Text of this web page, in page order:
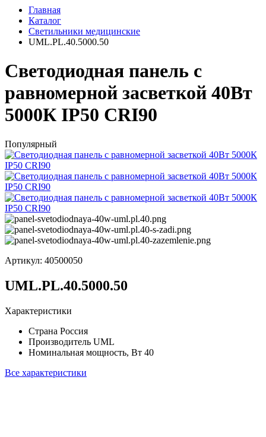
Главная
Каталог
Светильники медицинские
UML.PL.40.5000.50
Светодиодная панель с
равномерной засветкой 40Вт
5000К IP50 CRI90
Популярный
Артикул: 40500050
UML.PL.40.5000.50
Характеристики
Страна Россия
Производитель UML
Номинальная мощность, Вт 40
Все характеристики